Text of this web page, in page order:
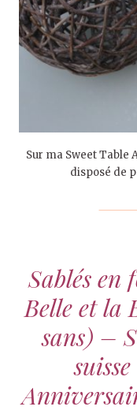
Sur ma Sweet Table
disposé de
Sablés en
Belle et la
sans) –